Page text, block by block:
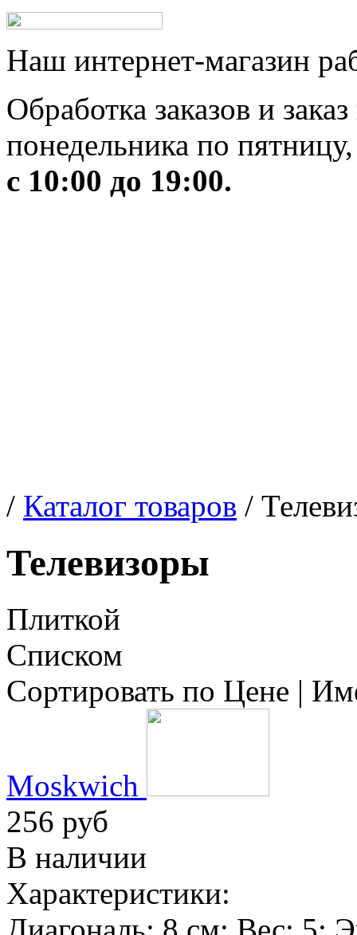
Наш интернет-магазин
Обработка заказов и
понедельника по пятницу,
с 10:00 до 19:00.
/ Каталог товаров /
Телевизоры
Плиткой
Списком
Сортировать по Цене |
Moskwich
256 руб
В наличии
Характеристики: